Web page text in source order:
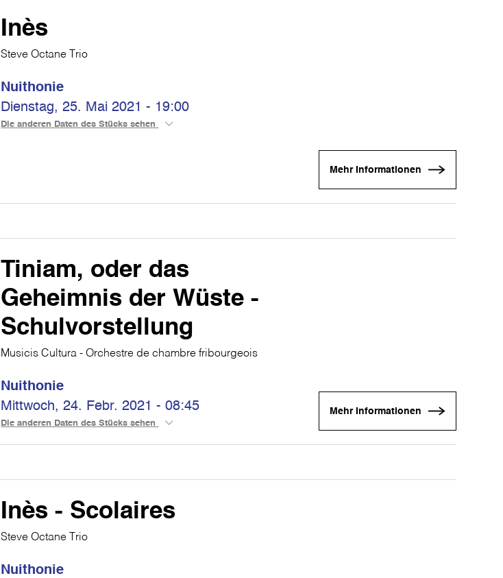
Inès
Steve Octane Trio
Nuithonie
Dienstag, 25. Mai 2021 - 19:00
Die anderen Daten des Stücks sehen
Mehr Informationen
Tiniam, oder das
Geheimnis der Wüste -
Schulvorstellung
Musicis Cultura - Orchestre de chambre fribourgeois
Nuithonie
Mittwoch, 24. Febr. 2021 - 08:45
Die anderen Daten des Stücks sehen
Mehr Informationen
Inès - Scolaires
Steve Octane Trio
Nuithonie